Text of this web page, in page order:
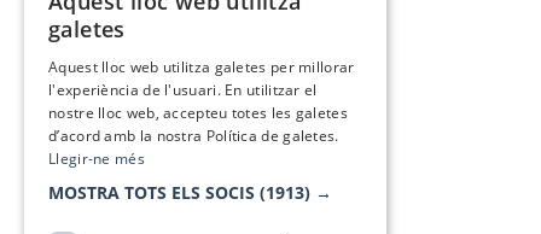
galetes
Aquest lloc web utilitza galetes per millorar
l'experiència de l'usuari. En utilitzar el
nostre lloc web, accepteu totes les galetes
d’acord amb la nostra Política de galetes.
Llegir-ne més
MOSTRA TOTS ELS SOCIS (1913) →